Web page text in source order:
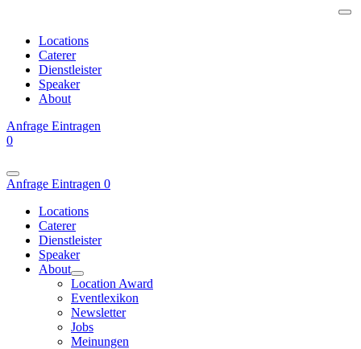
Locations
Caterer
Dienstleister
Speaker
About
Anfrage Eintragen
0
Anfrage Eintragen 0
Locations
Caterer
Dienstleister
Speaker
About
Location Award
Eventlexikon
Newsletter
Jobs
Meinungen